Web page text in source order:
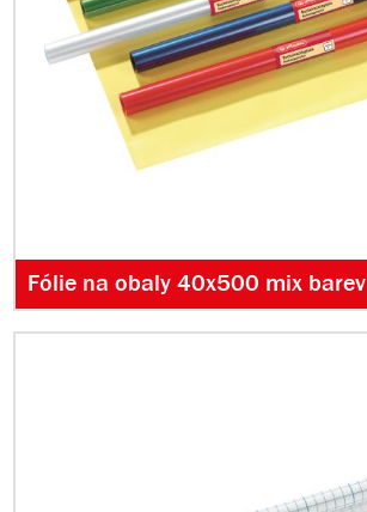
Fólie na obaly 40x500 mix barev